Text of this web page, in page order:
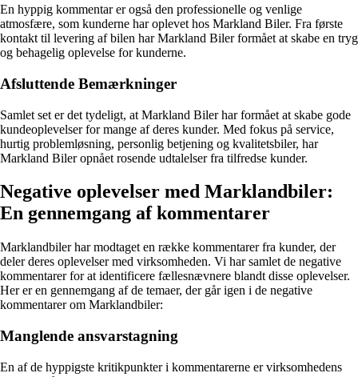
En hyppig kommentar er også den professionelle og venlige
atmosfære, som kunderne har oplevet hos Markland Biler. Fra første
kontakt til levering af bilen har Markland Biler formået at skabe en tryg
og behagelig oplevelse for kunderne.
Afsluttende Bemærkninger
Samlet set er det tydeligt, at Markland Biler har formået at skabe gode
kundeoplevelser for mange af deres kunder. Med fokus på service,
hurtig problemløsning, personlig betjening og kvalitetsbiler, har
Markland Biler opnået rosende udtalelser fra tilfredse kunder.
Negative oplevelser med Marklandbiler:
En gennemgang af kommentarer
Marklandbiler har modtaget en række kommentarer fra kunder, der
deler deres oplevelser med virksomheden. Vi har samlet de negative
kommentarer for at identificere fællesnævnere blandt disse oplevelser.
Her er en gennemgang af de temaer, der går igen i de negative
kommentarer om Marklandbiler:
Manglende ansvarstagning
En af de hyppigste kritikpunkter i kommentarerne er virksomhedens